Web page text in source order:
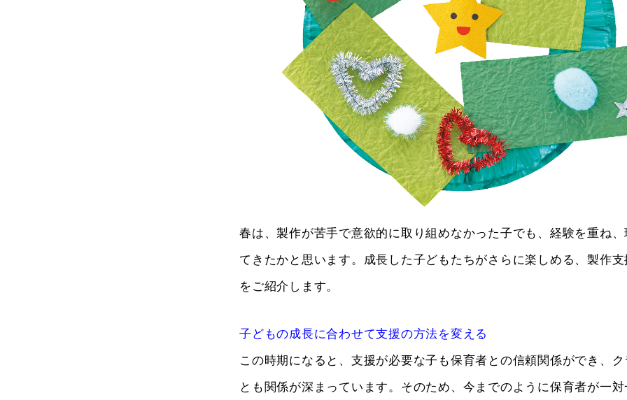
春は、製作が苦手で意欲的に取り組めなかった子でも、経験を重ね
てきたかと思います。成長した子どもたちがさらに楽しめる、製作支
をご紹介します。
子どもの成長に合わせて支援の方法を変える
この時期になると、支援が必要な子も保育者との信頼関係ができ、ク
とも関係が深まっています。そのため、今までのように保育者が一対